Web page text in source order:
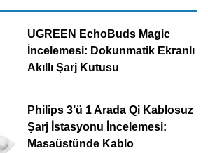
UGREEN EchoBuds Magic
İncelemesi: Dokunmatik Ekranlı
Akıllı Şarj Kutusu
Philips 3’ü 1 Arada Qi Kablosuz
Şarj İstasyonu İncelemesi:
Masaüstünde Kablo